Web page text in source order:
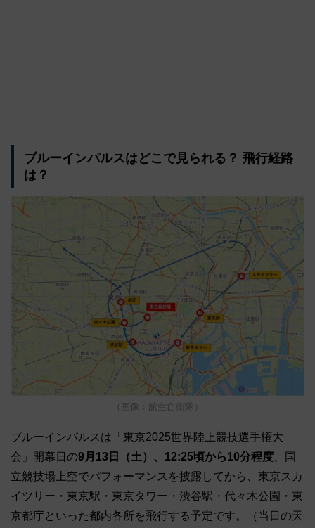
ブルーインパルスはどこで見られる？ 飛行経路
は？
（画像：航空自衛隊）
ブルーインパルスは「東京2025世界陸上競技選手権大
会」開幕日の9月13日（土）、12:25頃から10分程度 、国
立競技場上空でパフォーマンスを披露してから、東京スカ
イツリー・東京駅・東京タワー・渋谷駅・代々木公園・東
京都庁といった都内各所を飛行する予定です。（当日の天